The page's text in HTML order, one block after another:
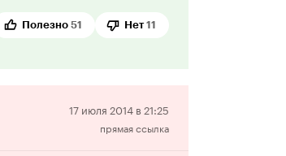
не на расчлененку и
монстр.
же наполнен чувствами.
Полезно 51 Нет 11
Отрицательная
рецензия
17 июля 2014 в 21:25
прямая ссылка